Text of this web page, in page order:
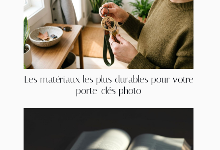
Les matériaux les plus durables pour votre
porte-clés photo